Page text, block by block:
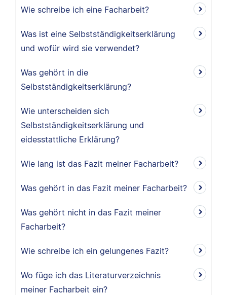
Wie schreibe ich eine Facharbeit?
Was ist eine Selbstständigkeitserklärung
und wofür wird sie verwendet?
Was gehört in die
Selbstständigkeitserklärung?
Wie unterscheiden sich
Selbstständigkeitserklärung und
eidesstattliche Erklärung?
Wie lang ist das Fazit meiner Facharbeit?
Was gehört in das Fazit meiner Facharbeit?
Was gehört nicht in das Fazit meiner
Facharbeit?
Wie schreibe ich ein gelungenes Fazit?
Wo füge ich das Literaturverzeichnis
meiner Facharbeit ein?